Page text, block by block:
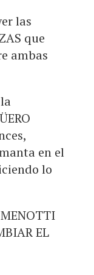
las
que
ambas
en el
lo
EL